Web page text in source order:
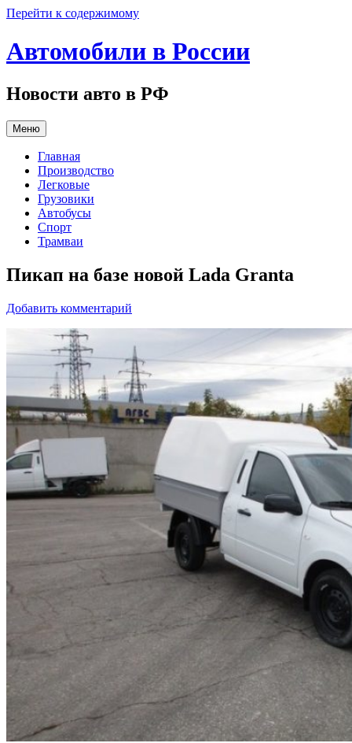
Перейти к содержимому
Автомобили в России
Новости авто в РФ
Меню
Главная
Производство
Легковые
Грузовики
Автобусы
Спорт
Трамваи
Пикап на базе новой Lada Granta
Добавить комментарий